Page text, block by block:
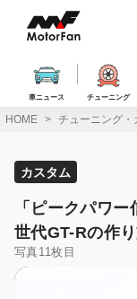
ス
車ニュース チューニング
HOME チューニング・
カスタム
「ピークパワ
世代GT-Rの作
写真11枚目